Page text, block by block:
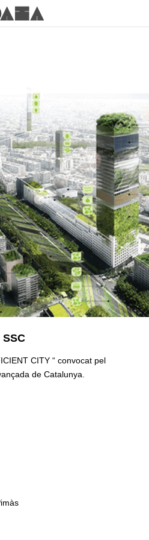
SSC
CITY “ convocat pel
de Catalunya.